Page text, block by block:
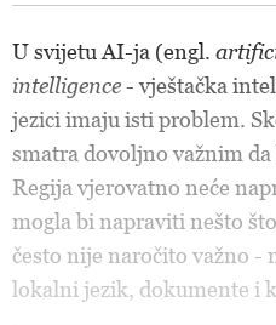
U svijetu AI-ja (engl.
intelligence- vještačka
jezici imaju isti problem.
smatra dovoljno važnim
Regija vjerovatno neće
mogla bi napraviti nešto
često nije naročito važno -
lokalni jezik, dokumente i